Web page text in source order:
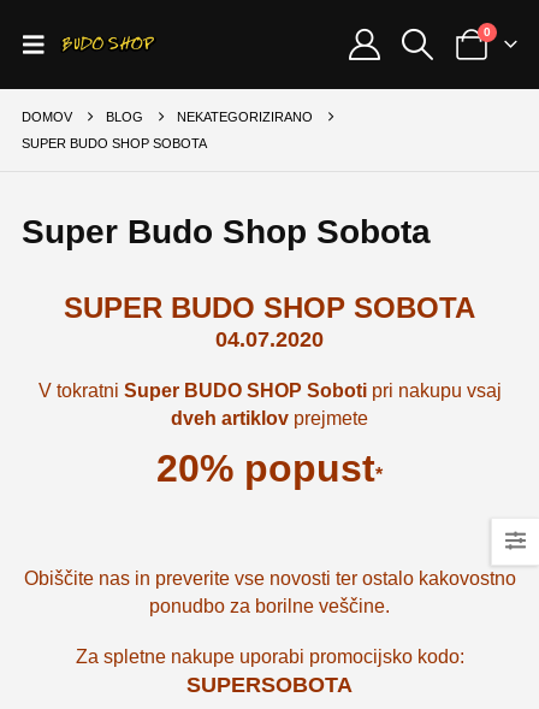
0
DOMOV BLOG
NEKATEGORIZIRANO
SUPER BUDO SHOP SOBOTA
Super Budo Shop Sobota
SUPER BUDO SHOP SOBOTA
04.07.2020
V tokratni Super BUDO SHOP Sobotipri nakupu vsaj
dveh artiklov prejmete
20% popust*
Obiščite nas in preverite vse novosti ter ostalo kakovostno
ponudbo za borilne veščine.
Za spletne nakupe uporabi promocijsko kodo:
SUPERSOBOTA